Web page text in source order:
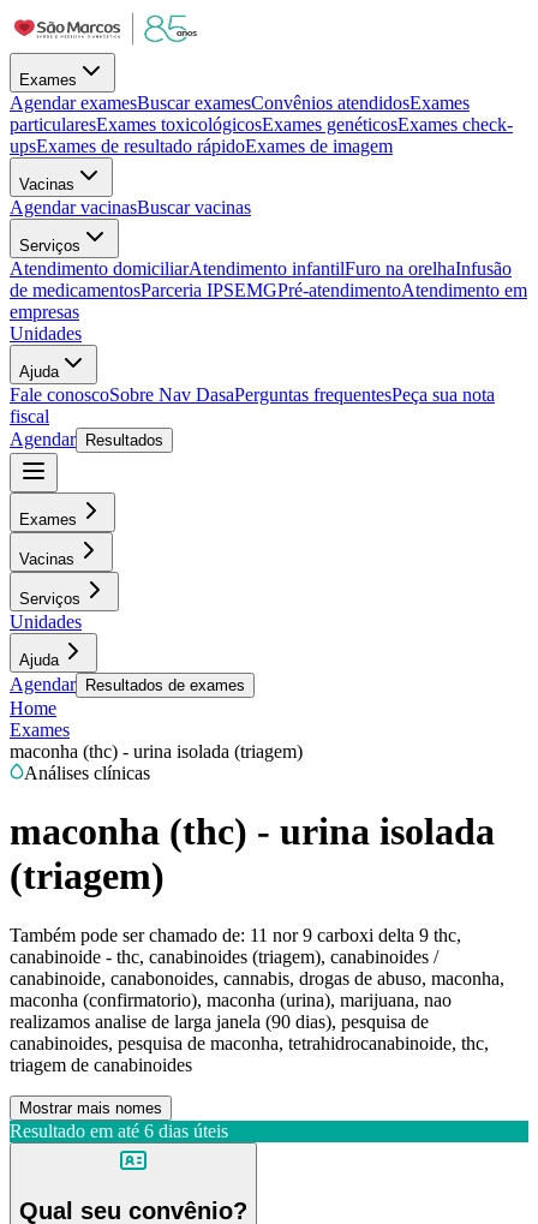
Exames
Agendar examesBuscar examesConvênios atendidosExames
particularesExames toxicológicosExames genéticosExames check-
upsExames de resultado rápidoExames de imagem
Vacinas
Agendar vacinasBuscar vacinas
Serviços
Atendimento domiciliarAtendimento infantilFuro na orelhaInfusão
de medicamentosParceria IPSEMGPré-atendimentoAtendimento em
empresas
Unidades
Ajuda
Fale conoscoSobre Nav DasaPerguntas frequentesPeça sua nota
fiscal
Agendar
Resultados
Exames
Vacinas
Serviços
Unidades
Ajuda
Agendar Resultados de exames
Home
Exames
maconha (thc) - urina isolada (triagem)
Análises clínicas
maconha (thc) - urina isolada
(triagem)
Também pode ser chamado de: 11 nor 9 carboxi delta 9 thc,
canabinoide - thc, canabinoides (triagem), canabinoides /
canabinoide, canabonoides, cannabis, drogas de abuso, maconha,
maconha (confirmatorio), maconha (urina), marijuana, nao
realizamos analise de larga janela (90 dias), pesquisa de
canabinoides, pesquisa de maconha, tetrahidrocanabinoide, thc,
triagem de canabinoides
Mostrar mais nomes
Resultado em até 6 dias úteis
Qual seu convênio?